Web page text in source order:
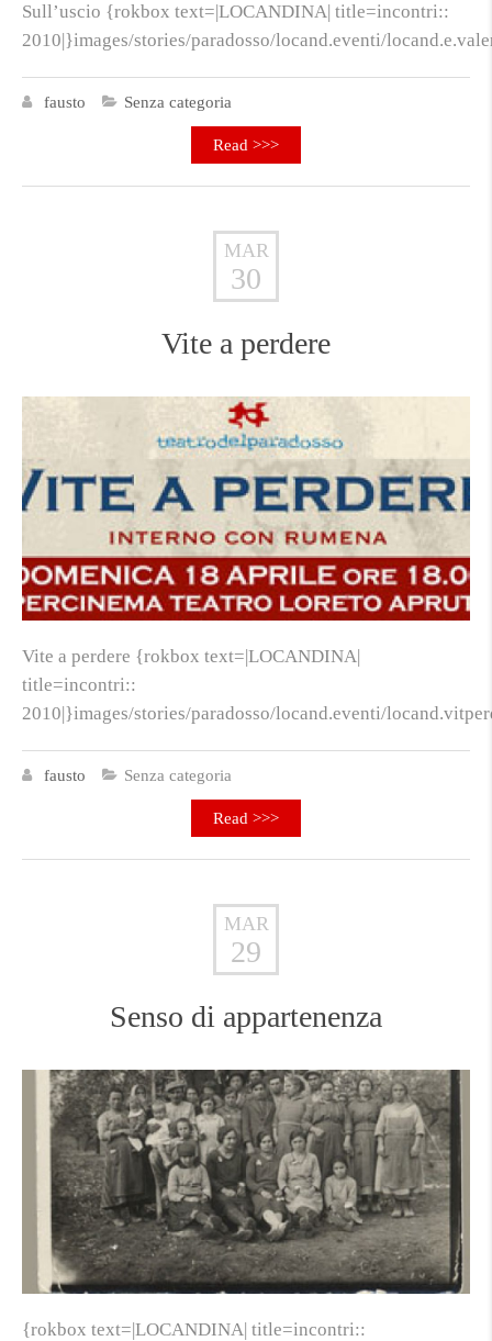
Sull’uscio {rokbox text=|LOCANDINA| title=incontri::
2010|}images/stories/paradosso/locand.eventi/
fausto Senza categoria
Read >>>
MAR
30
Vite a perdere
Vite a perdere {rokbox text=|LOCANDINA|
title=incontri::
2010|}images/stories/paradosso/locand.eventi/
fausto Senza categoria
Read >>>
MAR
29
Senso di appartenenza
{rokbox text=|LOCANDINA| title=incontri::